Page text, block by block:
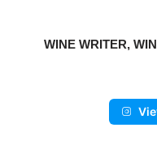
WINE WRITER,